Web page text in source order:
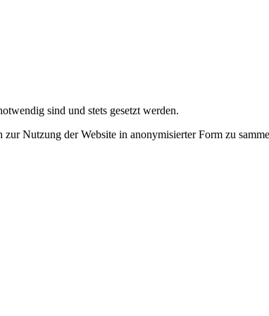
sind und stets gesetzt werden.
Nutzung der Website in anonymisierter Form zu